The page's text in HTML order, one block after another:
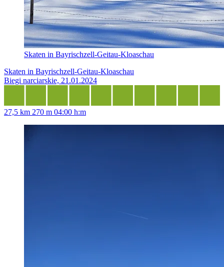
Skaten in Bayrischzell-Geitau-Kloaschau
Skaten in Bayrischzell-Geitau-Kloaschau
Biegi narciarskie, 21.01.2024
27,5 km 270 m 04:00 h:m